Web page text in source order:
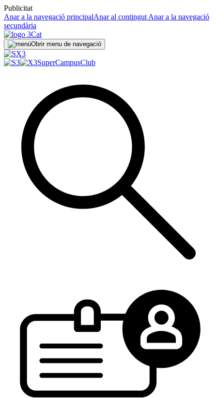
Publicitat
Anar a la navegació principalAnar al contingut Anar a la navegació
secundària
Obrir menu de navegació
SuperCampusClub